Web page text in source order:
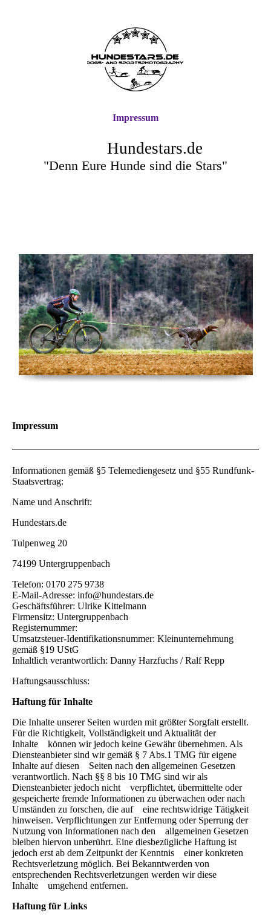
Hundestars.de
"Denn Eure Hunde sind die Stars"
Impressum
Impressum
Informationen gemäß §5 Telemediengesetz und §55 Rundfunk-
Staatsvertrag:
Name und Anschrift:
Hundestars.de
Tulpenweg 20
74199 Untergruppenbach
Telefon: 0170 275 9738
E-Mail-Adresse: info@hundestars.de
Geschäftsführer: Ulrike Kittelmann
Firmensitz: Untergruppenbach
Registernummer:
Umsatzsteuer-Identifikationsnummer: Kleinunternehmung
gemäß §19 UStG
Inhaltlich verantwortlich: Danny Harzfuchs / Ralf Repp
Haftungsausschluss:
Haftung für Inhalte
Die Inhalte unserer Seiten wurden mit größter Sorgfalt erstellt.
Für die Richtigkeit, Vollständigkeit und Aktualität der
Inhalte können wir jedoch keine Gewähr übernehmen. Als
Diensteanbieter sind wir gemäß § 7 Abs.1 TMG für eigene
Inhalte auf diesen Seiten nach den allgemeinen Gesetzen
verantwortlich. Nach §§ 8 bis 10 TMG sind wir als
Diensteanbieter jedoch nicht verpflichtet, übermittelte oder
gespeicherte fremde Informationen zu überwachen oder nach
Umständen zu forschen, die auf eine rechtswidrige Tätigkeit
hinweisen. Verpflichtungen zur Entfernung oder Sperrung der
Nutzung von Informationen nach den allgemeinen Gesetzen
bleiben hiervon unberührt. Eine diesbezügliche Haftung ist
jedoch erst ab dem Zeitpunkt der Kenntnis einer konkreten
Rechtsverletzung möglich. Bei Bekanntwerden von
entsprechenden Rechtsverletzungen werden wir diese
Inhalte umgehend entfernen.
Haftung für Links